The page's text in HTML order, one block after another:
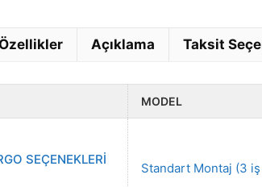
Açıklama Taksit
MODEL
SEÇENEKLERİ
Standart Montaj (3 iş